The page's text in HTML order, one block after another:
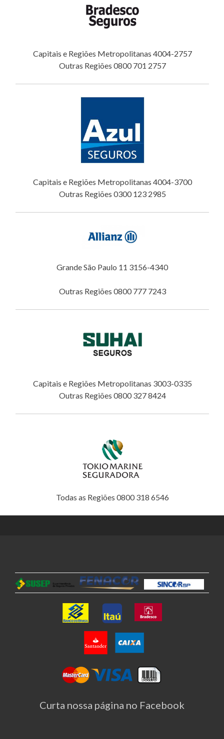
Capitais e Regiões Metropolitanas 4004-2757
Outras Regiões 0800 701 2757
Capitais e Regiões Metropolitanas 4004-3700
Outras Regiões 0300 123 2985
Grande São Paulo 11 3156-4340
Outras Regiões 0800 777 7243
Capitais e Regiões Metropolitanas 3003-0335
Outras Regiões 0800 327 8424
Todas as Regiões 0800 318 6546
Curta nossa página no Facebook